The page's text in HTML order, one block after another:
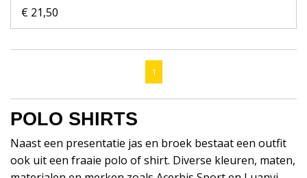
€ 21,50
1
POLO SHIRTS
Naast een presentatie jas en broek bestaat een outfit
ook uit een fraaie polo of shirt. Diverse kleuren, maten,